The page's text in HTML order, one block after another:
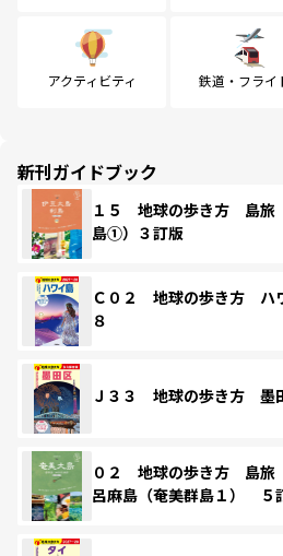
アクティビティ 鉄道・フライ
新刊ガイドブック
１５ 地球の歩き方 島
島①）３訂版
Ｃ０２ 地球の歩き方 ハ
８
Ｊ３３ 地球の歩き方 墨
０２ 地球の歩き方 島
呂麻島（奄美群島１） ５